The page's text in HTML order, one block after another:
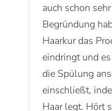
auch schon
Begründung
Haarkur das
eindringt und
die Spülung
einschließt,
Haar legt. Hört